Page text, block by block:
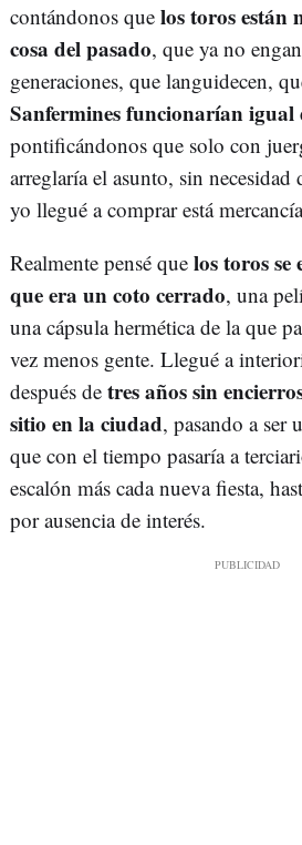
contándonos que los toros están
cosa del pasado, que ya no
generaciones, que languidecen,
Sanfermines funcionarían igual
pontificándonos que solo con
arreglaría el asunto, sin necesidad
yo llegué a comprar está
Realmente pensé que los toros se
que era un coto cerrado, una
una cápsula hermética de la que
vez menos gente. Llegué a
después de tres años sin
sitio en la ciudad, pasando a ser
que con el tiempo pasaría a
escalón más cada nueva fiesta,
por ausencia de interés.